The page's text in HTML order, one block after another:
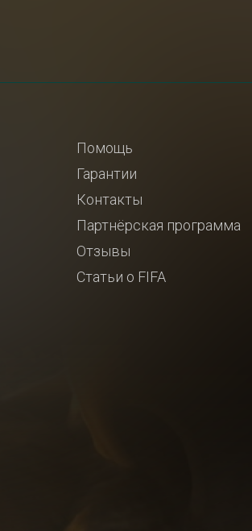
Помощь
Гарантии
Контакты
Партнёрская программа
Отзывы
Статьи о FIFA